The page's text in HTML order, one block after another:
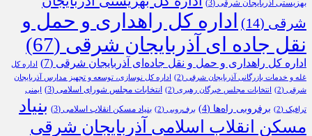
بهزیستی آذربایجان شرقی (3)
شرقی (14)
اداره کل راهداری و حمل و
نقل جاده ای آذربایجان شرقی (67)
اداره کل راهداری و حمل و نقل جاده‌ای آذربایجان شرقی (7)
اداره کل
غله و خدمات بازرگانی آذربایجان شرقی (2)
اداره کل نوسازی، توسعه و تجهیز مدارس آذربایجان
شرقی (2) انتخابات مجلس خبرگان رهبری (2) انتخابات مجلس شورای اسلامی (3) ایمنی
ترافیک (2) برفروبی راه‌ها (4) برف‌روبی (2) بنیاد مسکن انقلاب اسلامی (3)
بنیاد
مسکن انقلاب اسلامی آذربایجان شرقی